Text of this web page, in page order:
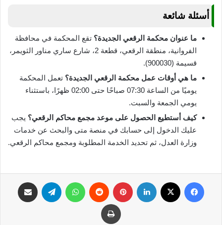
أسئلة شائعة
ما عنوان محكمة الرقعي الجديدة؟ تقع المحكمة في محافظة
الفروانية، منطقة الرقعي، قطعة 2، شارع ساري مناور الثويمر،
قسيمة (900030).
ما هي أوقات عمل محكمة الرقعي الجديدة؟ تعمل المحكمة
يوميًا من الساعة 07:30 صباحًا حتى 02:00 ظهرًا، باستثناء
يومي الجمعة والسبت.
كيف أستطيع الحصول على موعد مجمع محاكم الرقعي؟ يجب
عليك الدخول إلى حسابك في منصة متى والبحث عن خدمات
وزارة العدل، ثم تحديد الخدمة المطلوبة ومجمع محاكم الرقعي.
فيسبوك لينكدإن بينتيريست واتساب تيلقرام
طباعة